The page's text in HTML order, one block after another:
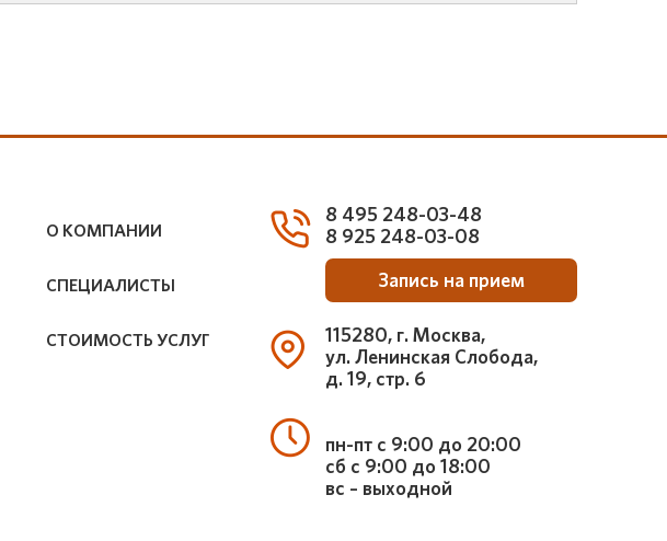
О КОМПАНИИ
СПЕЦИАЛИСТЫ
СТОИМОСТЬ УСЛУГ
8 495 248-03-48
8 925 248-03-08
Запись на прием
115280, г. Москва,
ул. Ленинская Слобода,
д. 19, стр. 6
пн-пт с 9:00 до 20:00
сб с 9:00 до 18:00
вс – выходной